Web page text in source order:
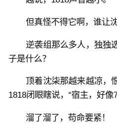
但真怪不得它啊，谁让
逆袭组那么多人，独独
子是什么？
顶着沈柒那越来越凉，
1818闭眼瞎说，“宿主，好像
溜了溜了，苟命要紧！